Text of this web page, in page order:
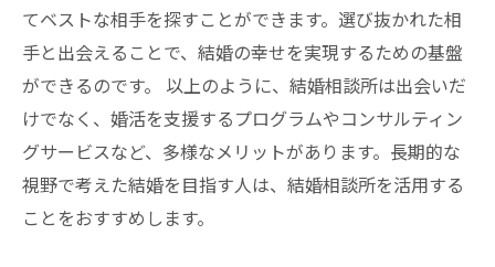
てベストな相手を探すことができます。選び抜かれた相
手と出会えることで、結婚の幸せを実現するための基盤
ができるのです。 以上のように、結婚相談所は出会いだ
けでなく、婚活を支援するプログラムやコンサルティン
グサービスなど、多様なメリットがあります。長期的な
視野で考えた結婚を目指す人は、結婚相談所を活用する
ことをおすすめします。